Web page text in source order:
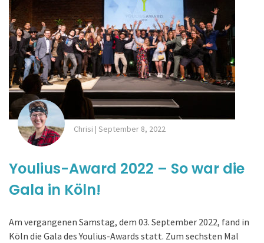
Chrisi | September 8, 2022
Youlius-Award 2022 – So war die
Gala in Köln!
Am vergangenen Samstag, dem 03. September 2022, fand in
Köln die Gala des Youlius-Awards statt. Zum sechsten Mal